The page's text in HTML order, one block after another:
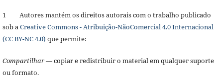
1 Autores mantém os direitos autorais com o trabalho publicado
sob aCreative Commons - Atribuição-NãoComercial 4.0 Internacional
(CC BY-NC 4.0) que permite:
Compartilhar— copiar e redistribuir o material em qualquer suporte
ou formato.